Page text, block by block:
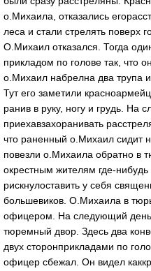
о.Михаила, отказались
леса и стали стрелять поверх
О.Михаил отказался. Тогда
прикладом по голове так, что
о.Михаил набрелна два трупа
Тут его заметили
ранив в руку, ногу и грудь. На
приехавзахоранивать
что раненный о.Михаил сидит
повезли о.Михаила обратно в
окрестным жителям где-
рискнулоставить у себя
большевиков. О.Михаила в
офицером. На следующий день
тюремный двор. Здесь два
двух сторонприкладами по
офицер сбежал. Он видел